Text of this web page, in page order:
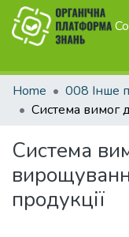
Home
008 Інше
Система
продукції